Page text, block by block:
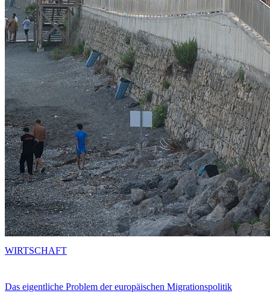
Das eigentliche Problem der europäischen Migrationspolitik
WIRTSCHAFT